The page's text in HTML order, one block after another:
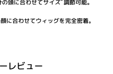
頭に合わせてサイズﾞ調節可能。
に合わせてウィッグを完全密着。
レビュー